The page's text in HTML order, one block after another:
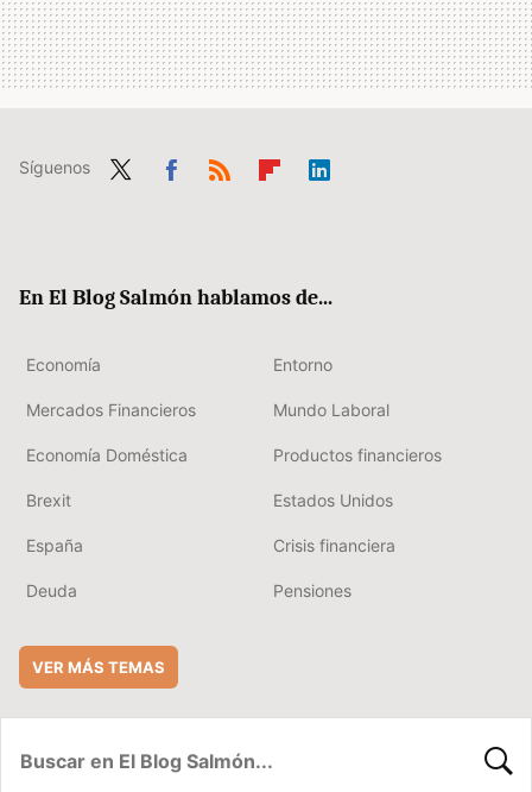
Síguenos
En El Blog Salmón hablamos de...
Economía Entorno
Mercados Financieros Mundo Laboral
Economía Doméstica Productos financieros
Brexit Estados Unidos
España Crisis financiera
Deuda Pensiones
VER MÁS TEMAS